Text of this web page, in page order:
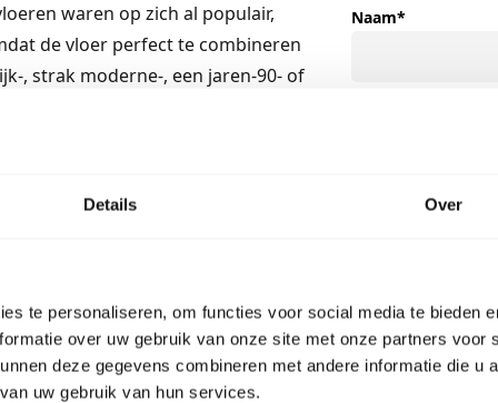
Details Over
te personaliseren, om functies voor social media te bieden
over uw gebruik van onze site met onze partners voor
deze gegevens combineren met andere informatie die u
uw gebruik van hun services.
waren op zich al populair,
de vloer perfect te combineren
, strak moderne-, een jaren-90- of
kwaliteit van de vloer. Kies je voor
van de vloer ook
van 0,3 millimeter, maar de
slijtlaag van 0,55 millimeter. De
er ook nog eens 15 jaar garantie
Naam*